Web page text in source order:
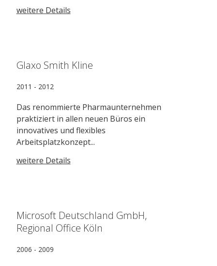
weitere Details
Glaxo Smith Kline
2011 - 2012
Das renommierte Pharmaunternehmen
praktiziert in allen neuen Büros ein
innovatives und flexibles
Arbeitsplatzkonzept...
weitere Details
Microsoft Deutschland GmbH,
Regional Office Köln
2006 - 2009